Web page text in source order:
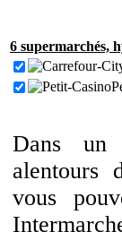
6 supermarchés,
Dans
alentours
vous